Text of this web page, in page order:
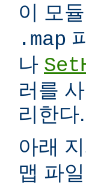
이 모
.map
나
러를
리한다.
아래
맵 파